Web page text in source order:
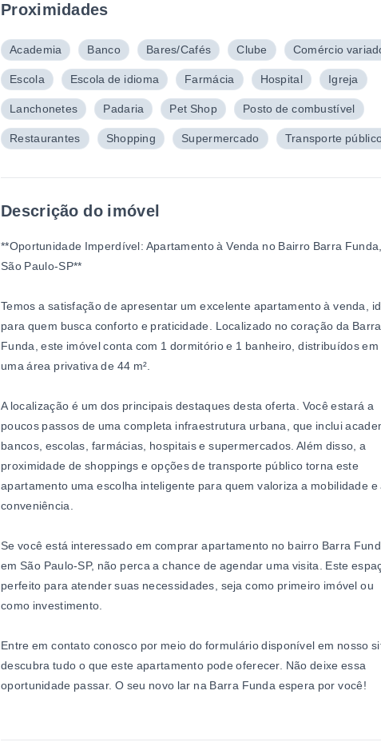
Proximidades
Academia Banco Bares/Cafés Clube Comércio
Escola Escola de idioma Farmácia Hospital Igreja
Lanchonetes Padaria Pet Shop Posto de combustível
Restaurantes Shopping Supermercado Transporte
Descrição do imóvel
**Oportunidade Imperdível: Apartamento à Venda no Bairro Barra
São Paulo-SP**
Temos a satisfação de apresentar um excelente apartamento à venda,
para quem busca conforto e praticidade. Localizado no coração da Barra
Funda, este imóvel conta com 1 dormitório e 1 banheiro, distribuídos em
uma área privativa de 44 m².
A localização é um dos principais destaques desta oferta. Você estará a
poucos passos de uma completa infraestrutura urbana, que inclui
bancos, escolas, farmácias, hospitais e supermercados. Além disso, a
proximidade de shoppings e opções de transporte público torna este
apartamento uma escolha inteligente para quem valoriza a mobilidade e
conveniência.
Se você está interessado em comprar apartamento no bairro Barra
em São Paulo-SP, não perca a chance de agendar uma visita. Este
perfeito para atender suas necessidades, seja como primeiro imóvel ou
como investimento.
Entre em contato conosco por meio do formulário disponível em nosso
descubra tudo o que este apartamento pode oferecer. Não deixe essa
oportunidade passar. O seu novo lar na Barra Funda espera por você!